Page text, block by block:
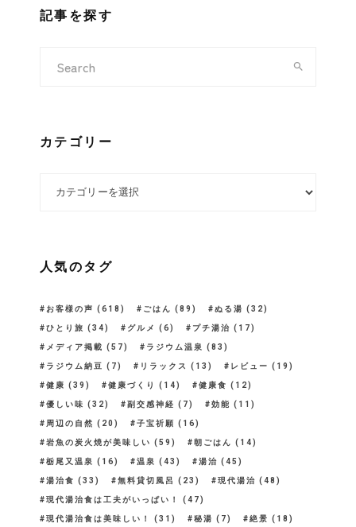
記事を探す
カテゴリー
人気のタグ
お客様の声 (618) ごはん (89) ぬる湯 (32)
ひとり旅 (34) グルメ (6) プチ湯治 (17)
メディア掲載 (57) ラジウム温泉 (83)
ラジウム納豆 (7) リラックス (13) レビュー (19)
健康 (39) 健康づくり (14) 健康食 (12)
優しい味 (32) 副交感神経 (7) 効能 (11)
周辺の自然 (20) 子宝祈願 (16)
岩魚の炭火焼が美味しい (59) 朝ごはん (14)
栃尾又温泉 (16) 温泉 (43) 湯治 (45)
湯治食 (33) 無料貸切風呂 (23) 現代湯治 (48)
現代湯治食は工夫がいっぱい！ (47)
現代湯治食は美味しい！ (31) 秘湯 (7) 絶景 (18)